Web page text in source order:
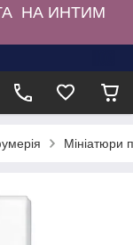
НА ИНТИМ
Мініатюри